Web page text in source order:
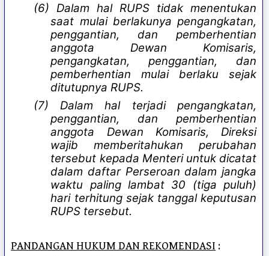
(6) Dalam hal RUPS tidak menentukan
saat mulai berlakunya pengangkatan,
penggantian, dan pemberhentian
anggota Dewan Komisaris,
pengangkatan, penggantian, dan
pemberhentian mulai berlaku sejak
ditutupnya RUPS.
(7) Dalam hal terjadi pengangkatan,
penggantian, dan pemberhentian
anggota Dewan Komisaris, Direksi
wajib memberitahukan perubahan
tersebut kepada Menteri untuk dicatat
dalam daftar Perseroan dalam jangka
waktu paling lambat 30 (tiga puluh)
hari terhitung sejak tanggal keputusan
RUPS tersebut.
PANDANGAN HUKUM DAN REKOMENDASI :